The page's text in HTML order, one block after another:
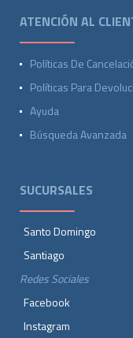
ATENCIÓN AL
Políticas De
Políticas Para
Ayuda
Búsqueda Avanzada
SUCURSALES
Santo Domingo
Santiago
Redes Sociales
Facebook
Instagram